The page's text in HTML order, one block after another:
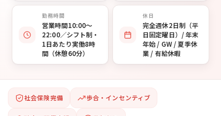
勤務時間
営業時間10:00〜
22:00／シフト制・
1日あたり実働8時
間（休憩60分）
休日
完全週休2日制（平
日固定曜日）/ 年末
年始 / GW / 夏季休
業 / 有給休暇
社会保険完備 歩合・インセンティブ